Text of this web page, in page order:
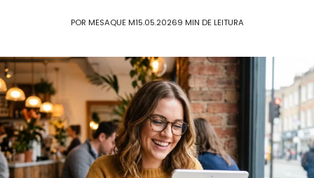
POR MESAQUE M15.05.20269 MIN DE LEITURA